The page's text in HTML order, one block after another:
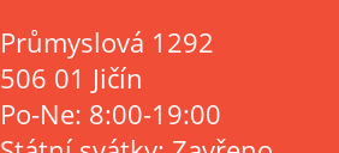
Průmyslová 1292
506 01 Jičín
Po-Ne: 8:00-19:00